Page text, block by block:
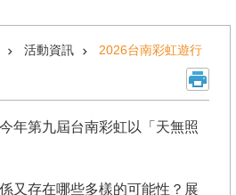
活動資訊 2026台南彩虹遊行
年第九屆台南彩虹以「天無照
又存在哪些多樣的可能性？展